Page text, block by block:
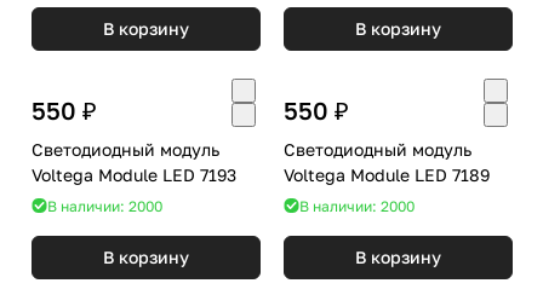
В корзину В корзину
550 ₽
Светодиодный модуль
Voltega Module LED 7193
В наличии: 2000
В корзину
550 ₽
Светодиодный модуль
Voltega Module LED 7189
В наличии: 2000
В корзину